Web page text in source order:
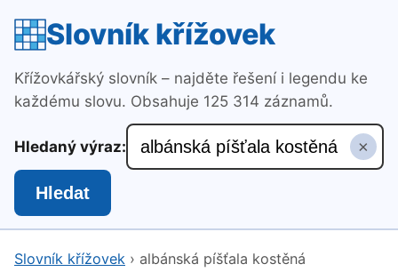
Slovník křížovek
Křížovkářský slovník – najděte řešení i legendu ke
každému slovu. Obsahuje 125 314 záznamů.
Hledaný výraz: ×
Hledat
Slovník křížovek › albánská píšťala kostěná